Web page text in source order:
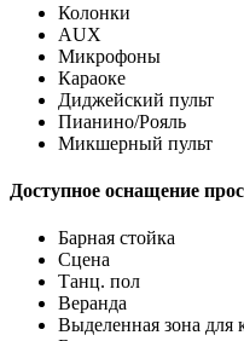
Колонки
AUX
Микрофоны
Караоке
Диджейский пульт
Пианино/Рояль
Микшерный пульт
Доступное оснащение
Барная стойка
Сцена
Танц. пол
Веранда
Выделенная зона для